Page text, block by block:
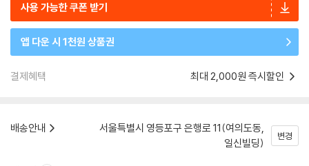
사용 가능한 쿠폰 받기
앱 다운 시 1천원 상품권
결제혜택 최대 2,000원 즉시할인
배송안내
서울특별시 영등포구 은행로 11(여의도동,
일신빌딩)
변경